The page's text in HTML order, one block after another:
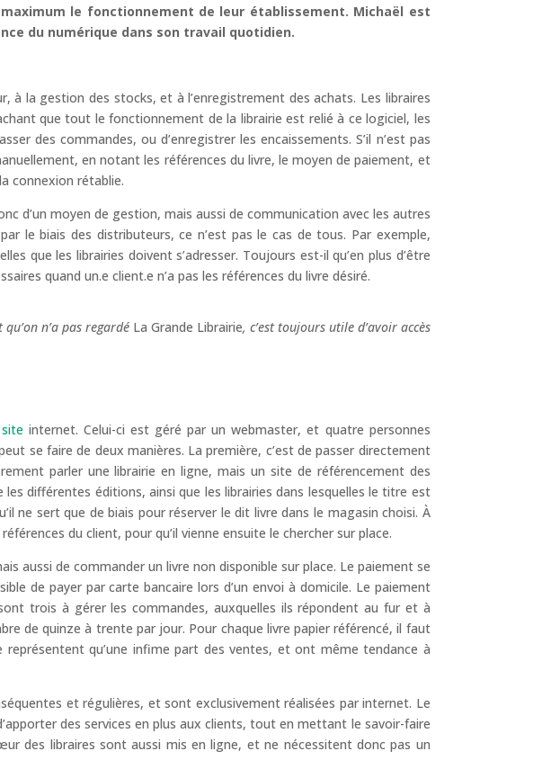
le fonctionnement de leur établissement. Michaël est
du numérique dans son travail quotidien.
la gestion des stocks, et à l’enregistrement des achats. Les libraires
que tout le fonctionnement de la librairie est relié à ce logiciel, les
des commandes, ou d’enregistrer les encaissements. S’il n’est pas
en notant les références du livre, le moyen de paiement, et
connexion rétablie.
d’un moyen de gestion, mais aussi de communication avec les autres
le biais des distributeurs, ce n’est pas le cas de tous. Par exemple,
que les librairies doivent s’adresser. Toujours est-il qu’en plus d’être
quand un.e client.e n’a pas les références du livre désiré.
qu’on n’a pas regardé La Grande Librairie, c’est toujours utile d’avoir accès
siteinternet. Celui-ci est géré par un webmaster, et quatre personnes
se faire de deux manières. La première, c’est de passer directement
parler une librairie en ligne, mais un site de référencement des
différentes éditions, ainsi que les librairies dans lesquelles le titre est
ne sert que de biais pour réserver le dit livre dans le magasin choisi. À
du client, pour qu’il vienne ensuite le chercher sur place.
aussi de commander un livre non disponible sur place. Le paiement se
de payer par carte bancaire lors d’un envoi à domicile. Le paiement
trois à gérer les commandes, auxquelles ils répondent au fur et à
de quinze à trente par jour. Pour chaque livre papier référencé, il faut
qu’une infime part des ventes, et ont même tendance à
et régulières, et sont exclusivement réalisées par internet. Le
des services en plus aux clients, tout en mettant le savoir-faire
des libraires sont aussi mis en ligne, et ne nécessitent donc pas un